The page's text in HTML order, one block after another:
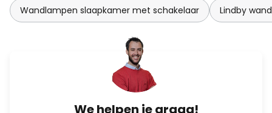
Wandlampen slaapkamer met schakelaar Lindby
We helpen je graag!